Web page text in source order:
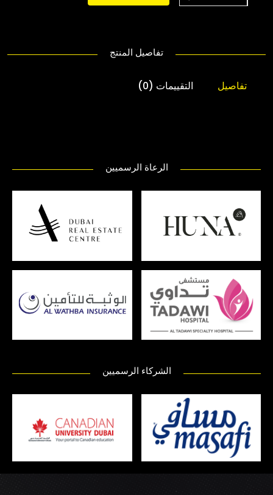
تفاصيل المنتج
تفاصيل التقييمات (0)
الرعاة الرسميين
الشركاء الرسميين